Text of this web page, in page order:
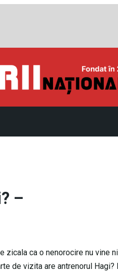
–
zicala ca o nenorocire nu vine
de vizita are antrenorul Hagi?